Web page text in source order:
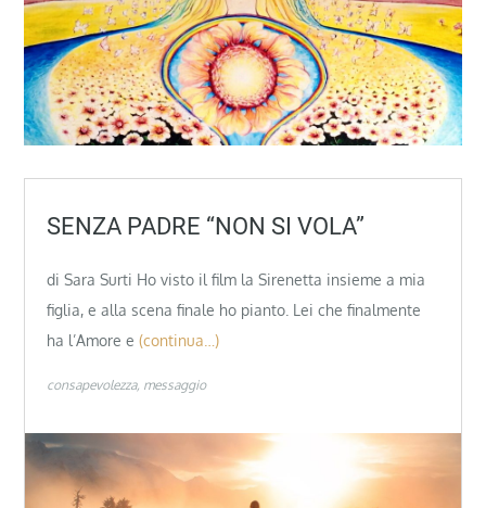
SENZA PADRE “NON SI VOLA”
di Sara Surti Ho visto il film la Sirenetta insieme a mia
figlia, e alla scena finale ho pianto. Lei che finalmente
ha l’Amore e (continua…)
consapevolezza messaggio